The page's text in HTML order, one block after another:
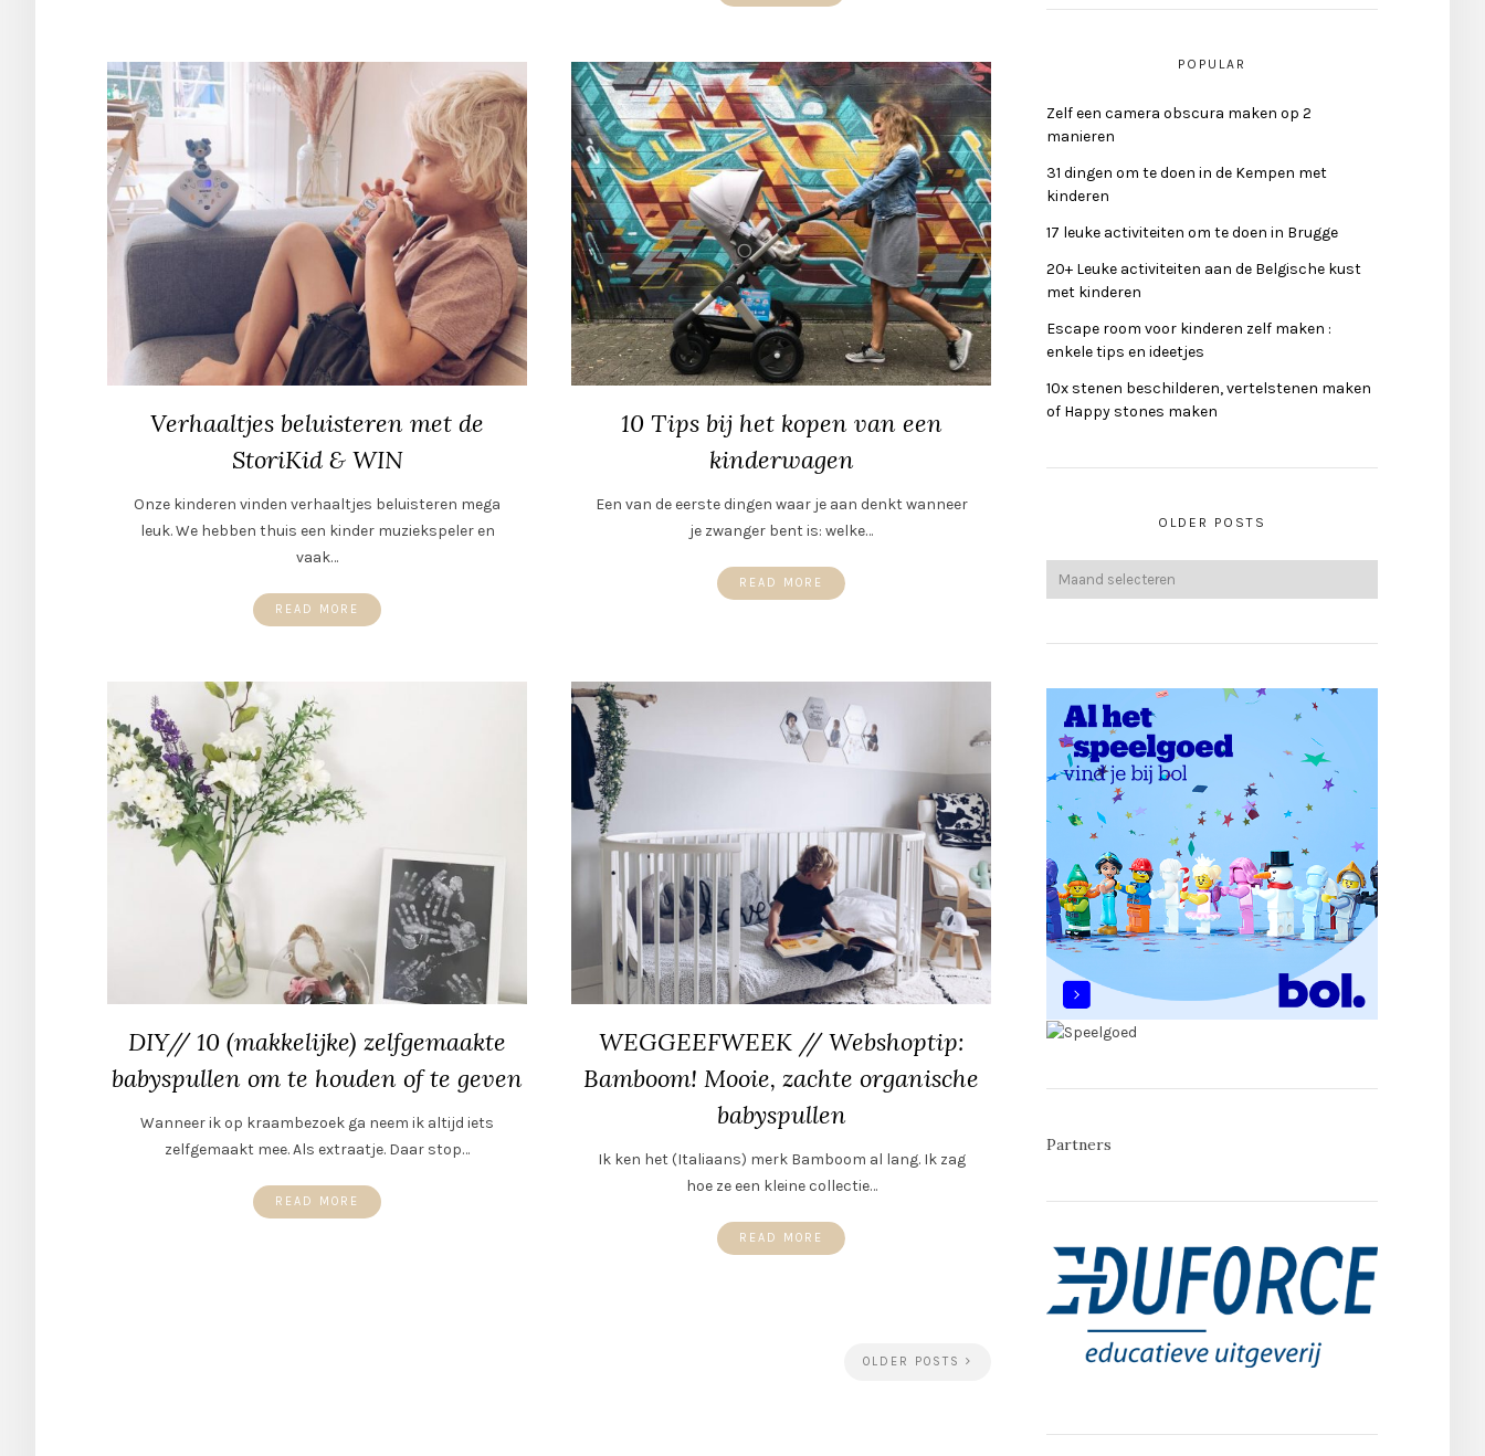
Verhaaltjes beluisteren met de
StoriKid & WIN
Onze kinderen vinden verhaaltjes beluisteren mega
leuk. We hebben thuis een kinder muziekspeler en
vaak…
READ MORE
10 Tips bij het kopen van een
kinderwagen
Een van de eerste dingen waar je aan denkt wanneer
je zwanger bent is: welke…
READ MORE
DIY// 10 (makkelijke) zelfgemaakte
babyspullen om te houden of te geven
Wanneer ik op kraambezoek ga neem ik altijd iets
zelfgemaakt mee. Als extraatje. Daar stop…
READ MORE
WEGGEEFWEEK // Webshoptip:
Bamboom! Mooie, zachte organische
babyspullen
Ik ken het (Italiaans) merk Bamboom al lang. Ik zag
hoe ze een kleine collectie…
READ MORE
OLDER POSTS
POPULAR
Zelf een camera obscura maken op 2
manieren
31 dingen om te doen in de Kempen met
kinderen
17 leuke activiteiten om te doen in Brugge
20+ Leuke activiteiten aan de Belgische kust
met kinderen
Escape room voor kinderen zelf maken :
enkele tips en ideetjes
10x stenen beschilderen, vertelstenen maken
of Happy stones maken
OLDER POSTS
Partners